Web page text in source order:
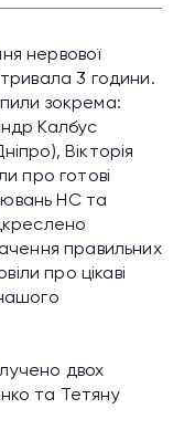
нервової
3 години.
зокрема:
Калбус
Вікторія
про готові
НС та
правильних
про цікаві
двох
та Тетяну